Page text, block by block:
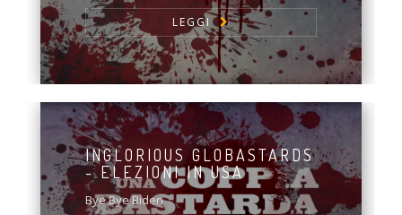
LEGGI
INGLORIOUS GLOBASTARDS
- ELEZIONI IN USA
Bye Bye Biden